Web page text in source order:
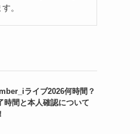
。
ライブ2026何時間？
時間と本人確認について